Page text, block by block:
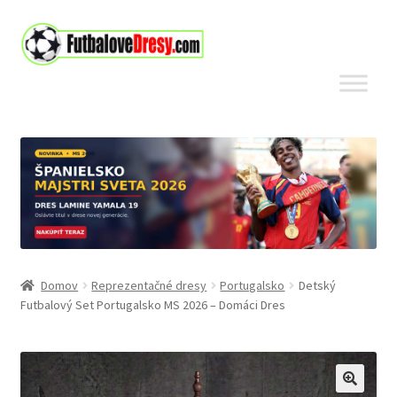
Preskočiť
na
Preskočiť
na
Domov Reprezentačné dresy Portugalsko
Detský
Futbalový Set Portugalsko MS 2026 – Domáci Dres